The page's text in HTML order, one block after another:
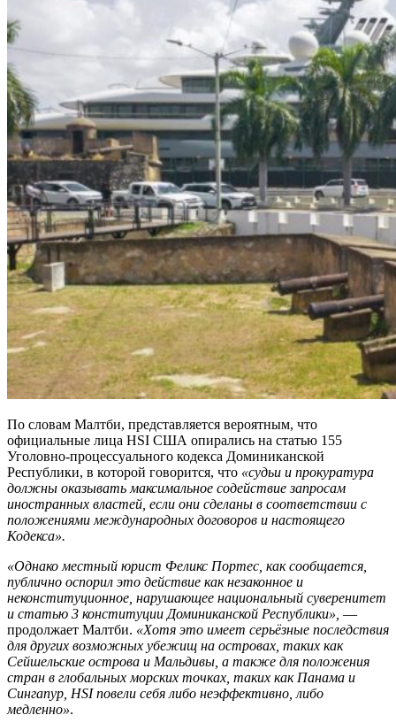
По словам Малтби, представляется вероятным, что
официальные лица HSI США опирались на статью 155
Уголовно-процессуального кодекса Доминиканской
Республики, в которой говорится, что «судьи и прокуратура
должны оказывать максимальное содействие запросам
иностранных властей, если они сделаны в соответствии с
положениями международных договоров и настоящего
Кодекса».
«Однако местный юрист Феликс Портес, как сообщается,
публично оспорил это действие как незаконное и
неконституционное, нарушающее национальный суверенитет
и статью 3 конституции Доминиканской Республики», —
продолжает Малтби. «Хотя это имеет серьёзные последствия
для других возможных убежищ на островах, таких как
Сейшельские острова и Мальдивы, а также для положения
стран в глобальных морских точках, таких как Панама и
Сингапур, HSI повели себя либо неэффективно, либо
медленно».